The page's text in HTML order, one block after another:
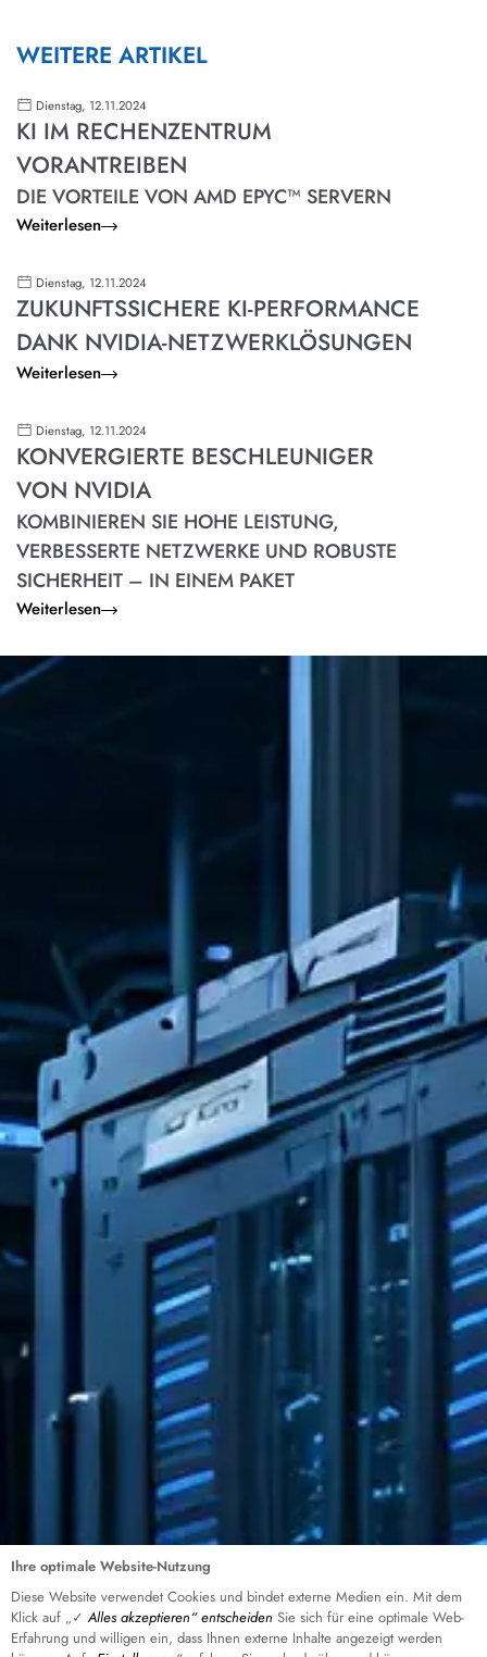
WEITERE ARTIKEL
Dienstag, 12.11.2024
KI IM RECHENZENTRUM
VORANTREIBEN
DIE VORTEILE VON AMD EPYC™ SERVERN
Weiterlesen
Dienstag, 12.11.2024
ZUKUNFTSSICHERE KI-PERFORMANCE
DANK NVIDIA-NETZWERKLÖSUNGEN
Weiterlesen
Dienstag, 12.11.2024
KONVERGIERTE BESCHLEUNIGER
VON NVIDIA
KOMBINIEREN SIE HOHE LEISTUNG,
VERBESSERTE NETZWERKE UND ROBUSTE
SICHERHEIT – IN EINEM PAKET
Weiterlesen
Ihre optimale Website-Nutzung
Diese Website verwendet Cookies und bindet externe Medien ein. Mit dem
Klick auf „✓ Alles akzeptieren“ entscheiden Sie sich für eine optimale Web-
Erfahrung und willigen ein, dass Ihnen externe Inhalte angezeigt werden